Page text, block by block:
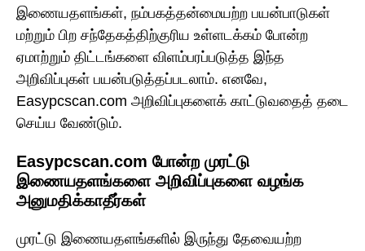
இணையதளங்கள், நம்பகத்தன்மையற்ற பயன்பாடுகள்
மற்றும் பிற சந்தேகத்திற்குரிய உள்ளடக்கம் போன்ற
ஏமாற்றும் திட்டங்களை விளம்பரப்படுத்த இந்த
அறிவிப்புகள் பயன்படுத்தப்படலாம். எனவே,
Easypcscan.com அறிவிப்புகளைக் காட்டுவதைத் தடை
செய்ய வேண்டும்.
Easypcscan.com போன்ற முரட்டு
இணையதளங்களை அறிவிப்புகளை வழங்க
அனுமதிக்காதீர்கள்
முரட்டு இணையதளங்களில் இருந்து தேவையற்ற